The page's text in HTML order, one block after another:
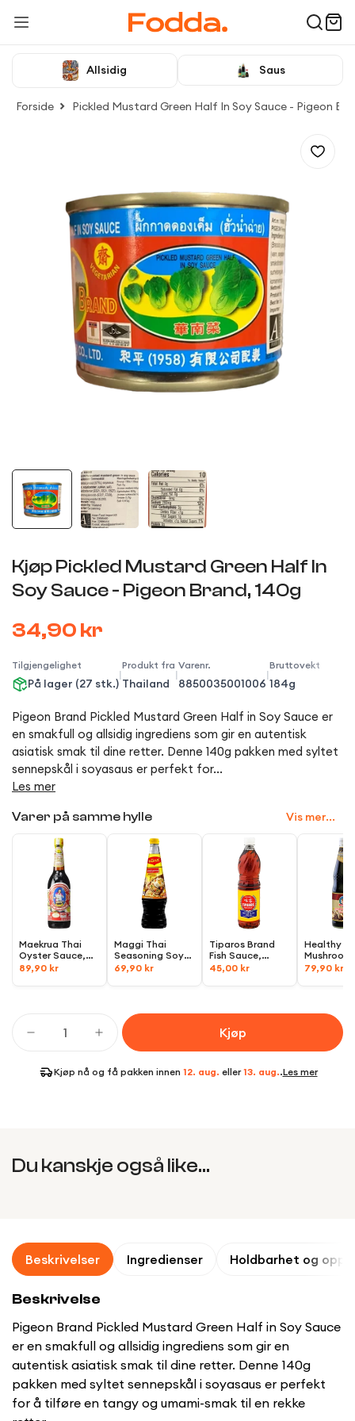
Allsidig Saus
Forside Pickled Mustard Green Half In Soy Sauce - Pigeon
Kjøp Pickled Mustard Green Half In
Soy Sauce - Pigeon Brand, 140g
34,90 kr
Tilgjengelighet
På lager (27 stk.)
|
Produkt fra
Thailand
|
Varenr.
8850035001006
|
Bruttovekt
184g
Pigeon Brand Pickled Mustard Green Half in Soy Sauce er
en smakfull og allsidig ingrediens som gir en autentisk
asiatisk smak til dine retter. Denne 140g pakken med syltet
sennepskål i soyasaus er perfekt for...
Les mer
Varer på samme hylle Vis mer...
Maekrua Thai
Oyster Sauce,
600ml
89,90 kr
Maggi Thai
Seasoning Soy
Sauce,680ml
69,90 kr
Tiparos Brand
Fish Sauce,
700ml
45,00 kr
Healthy
Mushroom
Sauce,
79,90 kr
Kjøp
Kjøp nå og få pakken innen 12. aug. eller13. aug..Les mer
Du kanskje også like...
Beskrivelser Ingredienser Holdbarhet og
Beskrivelse
Pigeon Brand Pickled Mustard Green Half in Soy Sauce
er en smakfull og allsidig ingrediens som gir en
autentisk asiatisk smak til dine retter. Denne 140g
pakken med syltet sennepskål i soyasaus er perfekt
for å tilføre en tangy og umami-smak til en rekke